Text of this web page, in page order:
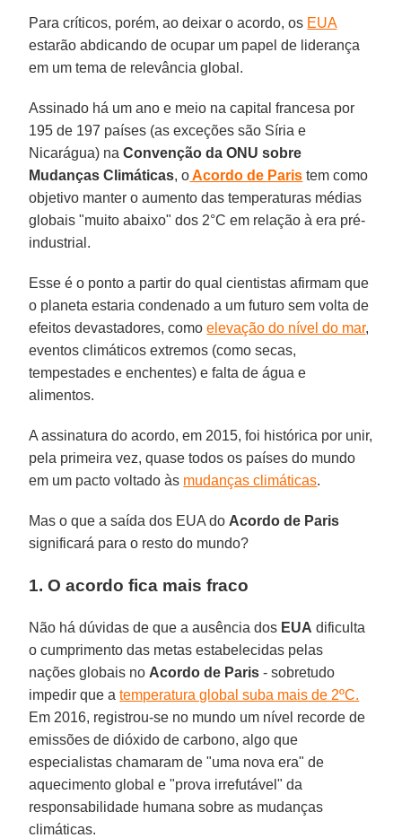
Para críticos, porém, ao deixar o acordo, os EUA
estarão abdicando de ocupar um papel de liderança
em um tema de relevância global.
Assinado há um ano e meio na capital francesa por
195 de 197 países (as exceções são Síria e
Nicarágua) naConvenção da ONU sobre
Mudanças Climáticas, oAcordo de Paris tem como
objetivo manter o aumento das temperaturas médias
globais "muito abaixo" dos 2°C em relação à era pré-
industrial.
Esse é o ponto a partir do qual cientistas afirmam que
o planeta estaria condenado a um futuro sem volta de
efeitos devastadores, comoelevação do nível do mar,
eventos climáticos extremos (como secas,
tempestades e enchentes) e falta de água e
alimentos.
A assinatura do acordo, em 2015, foi histórica por unir,
pela primeira vez, quase todos os países do mundo
em um pacto voltado às mudanças climáticas.
Mas o que a saída dos EUA do Acordo de Paris
significará para o resto do mundo?
1. O acordo fica mais fraco
Não há dúvidas de que a ausência dos EUA dificulta
o cumprimento das metas estabelecidas pelas
nações globais no Acordo de Paris - sobretudo
impedir que atemperatura global suba mais de 2ºC.
Em 2016, registrou-se no mundo um nível recorde de
emissões de dióxido de carbono, algo que
especialistas chamaram de "uma nova era" de
aquecimento global e "prova irrefutável" da
responsabilidade humana sobre as mudanças
climáticas.